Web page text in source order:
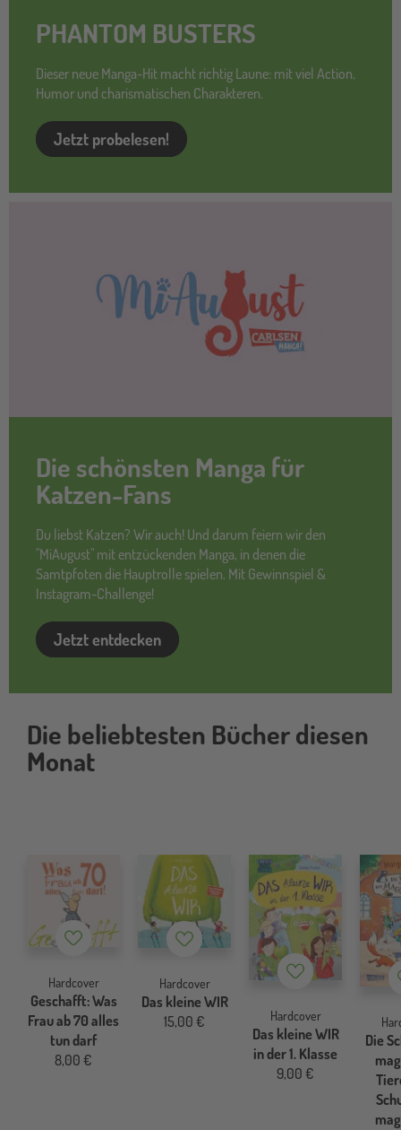
PHANTOM BUSTERS
Dieser neue Manga-Hit macht richtig Laune: mit viel Action,
Humor und charismatischen Charakteren.
Jetzt probelesen!
Die schönsten Manga für
Katzen-Fans
Du liebst Katzen? Wir auch! Und darum feiern wir den
"MiAugust" mit entzückenden Manga, in denen die
Samtpfoten die Hauptrolle spielen. Mit Gewinnspiel &
Instagram-Challenge!
Jetzt entdecken
Die beliebtesten Bücher diesen
Monat
Merkzettel
Hardcover
Geschafft: Was
Frau ab 70 alles
tun darf
8,00 €
Merkzettel
Hardcover
Das kleine WIR
15,00 €
Merkzettel
Hardcover
Das kleine WIR
in der 1. Klasse
9,00 €
Die